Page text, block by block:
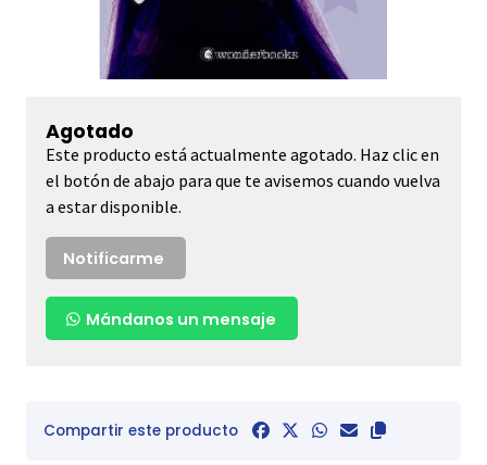
Agotado
Este producto está actualmente agotado. Haz clic en
el botón de abajo para que te avisemos cuando vuelva
a estar disponible.
Notificarme
Mándanos un mensaje
Compartir este producto